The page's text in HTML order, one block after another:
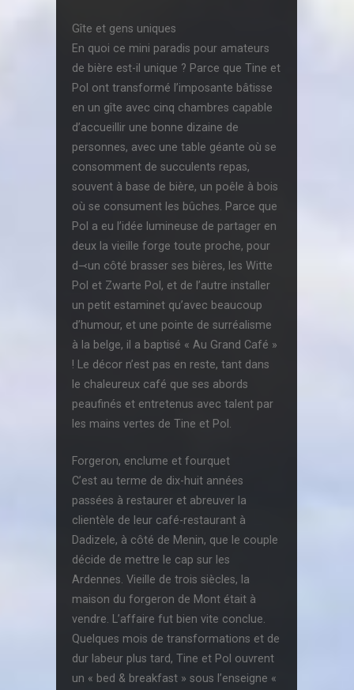
Gîte et gens uniques
En quoi ce mini paradis pour amateurs
de bière est-il unique ? Parce que Tine et
Pol ont transformé l’imposante bâtisse
en un gîte avec cinq chambres capable
d’accueillir une bonne dizaine de
personnes, avec une table géante où se
consomment de succulents repas,
souvent à base de bière, un poêle à bois
où se consument les bûches. Parce que
Pol a eu l’idée lumineuse de partager en
deux la vieille forge toute proche, pour
d⤙un côté brasser ses bières, les Witte
Pol et Zwarte Pol, et de l’autre installer
un petit estaminet qu’avec beaucoup
d’humour, et une pointe de surréalisme
à la belge, il a baptisé « Au Grand Café »
! Le décor n’est pas en reste, tant dans
le chaleureux café que ses abords
peaufinés et entretenus avec talent par
les mains vertes de Tine et Pol.
Forgeron, enclume et fourquet
C’est au terme de dix-huit années
passées à restaurer et abreuver la
clientèle de leur café-restaurant à
Dadizele, à côté de Menin, que le couple
décide de mettre le cap sur les
Ardennes. Vieille de trois siècles, la
maison du forgeron de Mont était à
vendre. L’affaire fut bien vite conclue.
Quelques mois de transformations et de
dur labeur plus tard, Tine et Pol ouvrent
un « bed & breakfast » sous l’enseigne «